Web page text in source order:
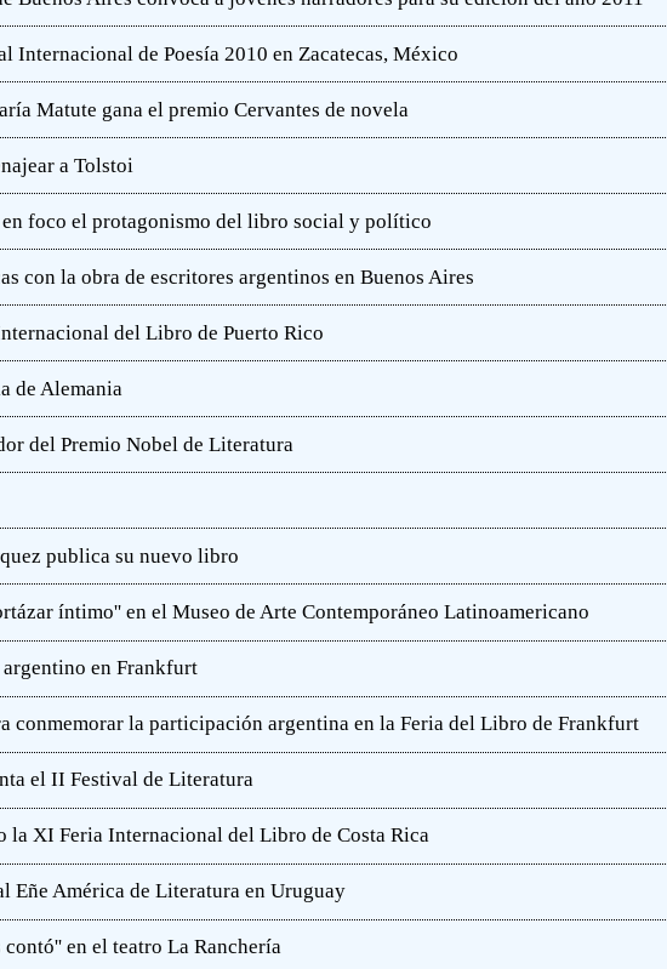
Internacional de Poesía 2010 en Zacatecas, México
Matute gana el premio Cervantes de novela
a Tolstoi
foco el protagonismo del libro social y político
con la obra de escritores argentinos en Buenos Aires
del Libro de Puerto Rico
de Alemania
del Premio Nobel de Literatura
publica su nuevo libro
íntimo'' en el Museo de Arte Contemporáneo Latinoamericano
en Frankfurt
conmemorar la participación argentina en la Feria del Libro de Frankfurt
el II Festival de Literatura
la XI Feria Internacional del Libro de Costa Rica
Eñe América de Literatura en Uruguay
en el teatro La Ranchería